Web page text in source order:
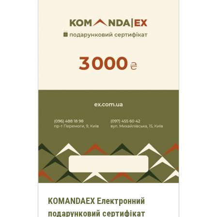
KOMANDAEX Електронний
подарунковий сертифікат
-30%*
на всі футболки
онлайн та в магазинах KomandaEx
Отримати знижку